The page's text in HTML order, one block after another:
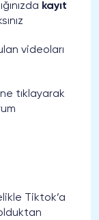
kayıt
videoları
tıklayarak
Tiktok’a